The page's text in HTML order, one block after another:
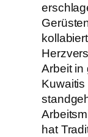
Arbeit in
hat